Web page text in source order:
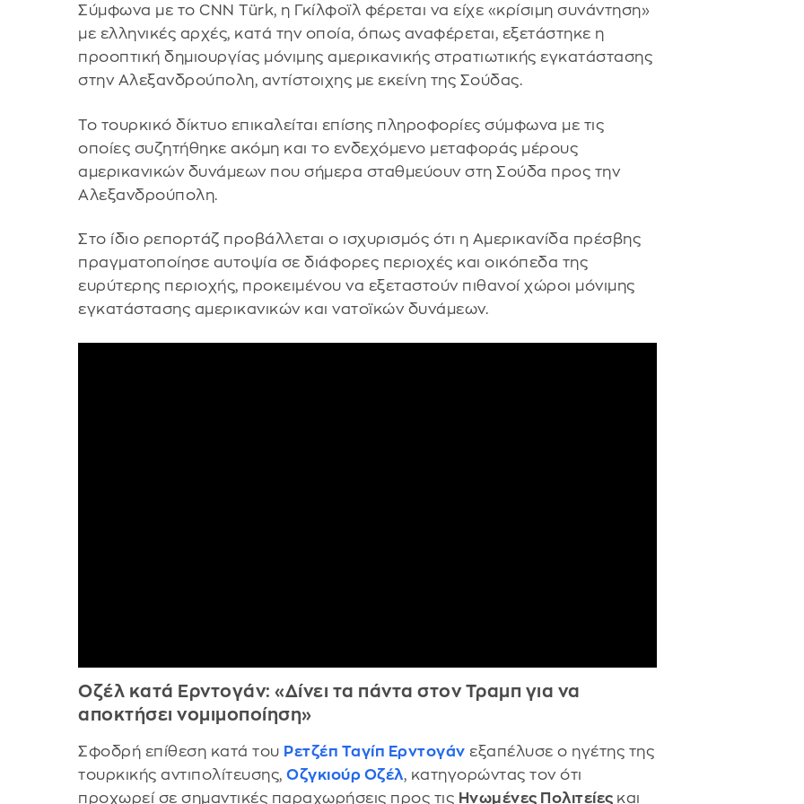
Σύμφωνα με το CNN Türk, η Γκίλφοϊλ φέρεται να είχε «κρίσιμη συνάντηση»
με ελληνικές αρχές, κατά την οποία, όπως αναφέρεται, εξετάστηκε η
προοπτική δημιουργίας μόνιμης αμερικανικής στρατιωτικής εγκατάστασης
στην Αλεξανδρούπολη, αντίστοιχης με εκείνη της Σούδας.
Το τουρκικό δίκτυο επικαλείται επίσης πληροφορίες σύμφωνα με τις
οποίες συζητήθηκε ακόμη και το ενδεχόμενο μεταφοράς μέρους
αμερικανικών δυνάμεων που σήμερα σταθμεύουν στη Σούδα προς την
Αλεξανδρούπολη.
Στο ίδιο ρεπορτάζ προβάλλεται ο ισχυρισμός ότι η Αμερικανίδα πρέσβης
πραγματοποίησε αυτοψία σε διάφορες περιοχές και οικόπεδα της
ευρύτερης περιοχής, προκειμένου να εξεταστούν πιθανοί χώροι μόνιμης
εγκατάστασης αμερικανικών και νατοϊκών δυνάμεων.
Οζέλ κατά Ερντογάν: «Δίνει τα πάντα στον Τραμπ για να
αποκτήσει νομιμοποίηση»
Σφοδρή επίθεση κατά του Ρετζέπ Ταγίπ Ερντογάν εξαπέλυσε ο ηγέτης της
τουρκικής αντιπολίτευσης,Οζγκιούρ Οζέλ, κατηγορώντας τον ότι
προχωρεί σε σημαντικές παραχωρήσεις προς τις Ηνωμένες Πολιτείες και